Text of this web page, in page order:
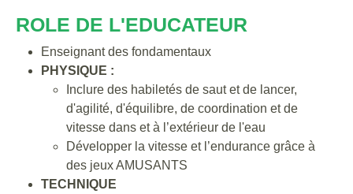
ROLE DE L'EDUCATEUR
Enseignant des fondamentaux
PHYSIQUE :
Inclure des habiletés de saut et de lancer,
d'agilité, d'équilibre, de coordination et de
vitesse dans et à l’extérieur de l'eau
Développer la vitesse et l’endurance grâce à
des jeux AMUSANTS
TECHNIQUE